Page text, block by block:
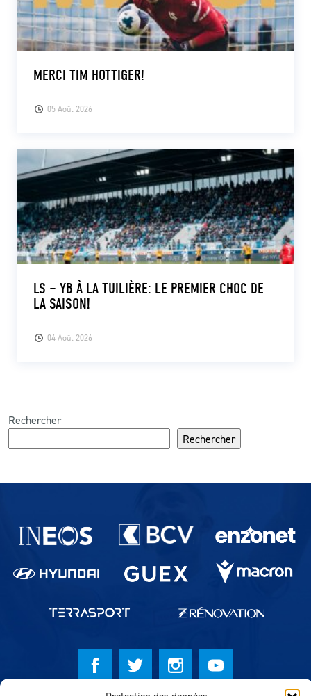
05 Août 2026
MERCI TIM HOTTIGER!
04 Août 2026
LS – YB À LA TUILIÈRE: LE PREMIER CHOC DE
LA SAISON!
Rechercher
Rechercher
Partenaires du lausanne-Sport